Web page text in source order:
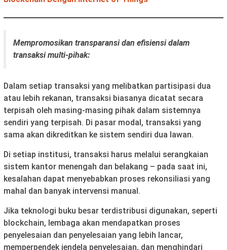
Mempromosikan transparansi dan efisiensi dalam
transaksi multi-pihak:
Dalam setiap transaksi yang melibatkan partisipasi dua
atau lebih rekanan, transaksi biasanya dicatat secara
terpisah oleh masing-masing pihak dalam sistemnya
sendiri yang terpisah. Di pasar modal, transaksi yang
sama akan dikreditkan ke sistem sendiri dua lawan.
Di setiap institusi, transaksi harus melalui serangkaian
sistem kantor menengah dan belakang – pada saat ini,
kesalahan dapat menyebabkan proses rekonsiliasi yang
mahal dan banyak intervensi manual.
Jika teknologi buku besar terdistribusi digunakan, seperti
blockchain, lembaga akan mendapatkan proses
penyelesaian dan penyelesaian yang lebih lancar,
memperpendek jendela penyelesaian, dan menghindari